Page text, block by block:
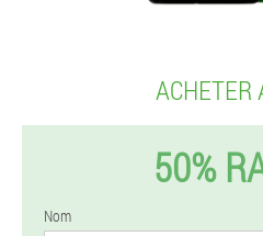
ACHETER
50%
Nom